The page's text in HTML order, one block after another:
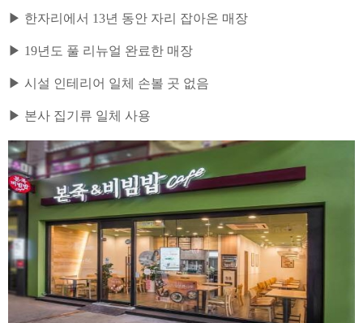
▶ 한자리에서 13년 동안 자리 잡아온 매장
▶ 19년도 풀 리뉴얼 완료한 매장
▶ 시설 인테리어 일체 손볼 곳 없음
▶ 본사 집기류 일체 사용